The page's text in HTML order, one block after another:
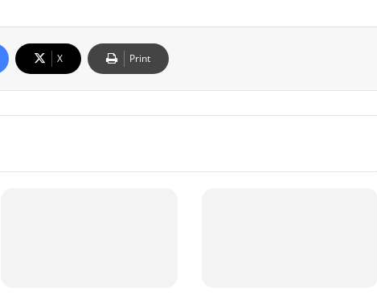
X Print